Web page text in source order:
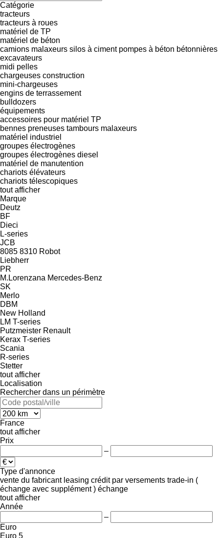
Catégorie
tracteurs
tracteurs à roues
matériel de TP
matériel de béton
camions malaxeurs silos à ciment pompes à béton bétonnières
excavateurs
midi pelles
chargeuses construction
mini-chargeuses
engins de terrassement
bulldozers
équipements
accessoires pour matériel TP
bennes preneuses tambours malaxeurs
matériel industriel
groupes électrogènes
groupes électrogènes diesel
matériel de manutention
chariots élévateurs
chariots télescopiques
tout afficher
Marque
Deutz
BF
Dieci
L-series
JCB
8085 8310 Robot
Liebherr
PR
M.Lorenzana Mercedes-Benz
SK
Merlo
DBM
New Holland
LM T-series
Putzmeister Renault
Kerax T-series
Scania
R-series
Stetter
tout afficher
Localisation
Rechercher dans un périmètre
France
tout afficher
Prix
–
Type d'annonce
vente du fabricant leasing crédit par versements trade-in (
échange avec supplément ) échange
tout afficher
Année
–
Euro
Euro 5